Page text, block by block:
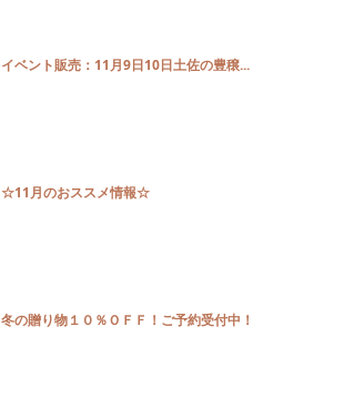
イベント販売：11月9日10日土佐の豊穣...
☆11月のおススメ情報☆
冬の贈り物１０％ＯＦＦ！ご予約受付中！